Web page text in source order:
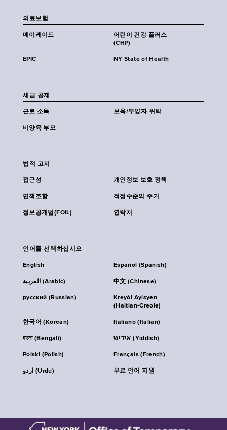
의료보험
메이케이드
어린이 건강 플러스
(CHP)
EPIC NY State of Health
세금 공제
근로 소득 보육/부양자 위탁
비양육 부모
법적 고지
접근성 개인정보 보호 정책
면책조항 적정수준의 주거
정보공개법(FOIL) 연락처
언어를 선택하십시오
English Español (Spanish)
العربية (Arabic) 中文 (Chinese)
русский (Russian)
Kreyòl Ayisyen
(Haitian-Creole)
한국어 (Korean) Italiano (Italian)
বাংলা (Bengali) אידיש (Yiddish)
Polski (Polish) Français (French)
اردو (Urdu) 무료 언어 지원